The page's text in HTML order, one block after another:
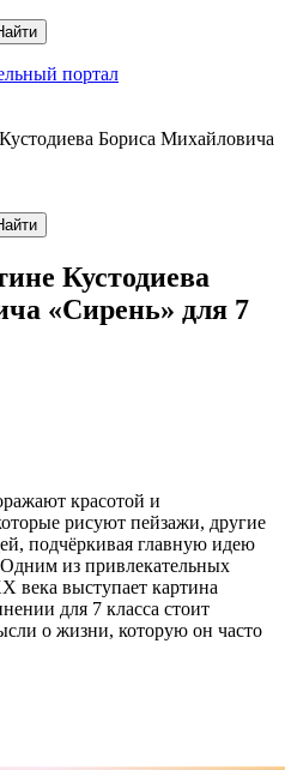
портал
Бориса Михайловича
Кустодиева
«Сирень» для 7
красотой и
рисуют пейзажи, другие
подчёркивая главную идею
из привлекательных
века выступает картина
для 7 класса стоит
о жизни, которую он часто